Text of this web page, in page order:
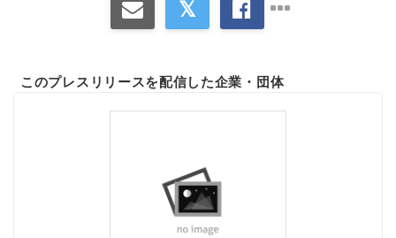
このプレスリリースを配信した企業・団体